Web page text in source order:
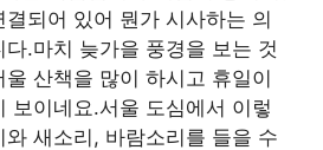
되어 있어 뭔가 시사하는 의
.마치 늦가을 풍경을 보는 것
산책을 많이 하시고 휴일이
보이네요.서울 도심에서 이렇
새소리, 바람소리를 들을 수